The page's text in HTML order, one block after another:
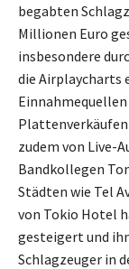
begabten
Millionen Euro
insbesondere
die Airplaycharts
zudem von Live-
Bandkollegen
Städten wie Tel
von Tokio Hotel
gesteigert und
Schlagzeuger in